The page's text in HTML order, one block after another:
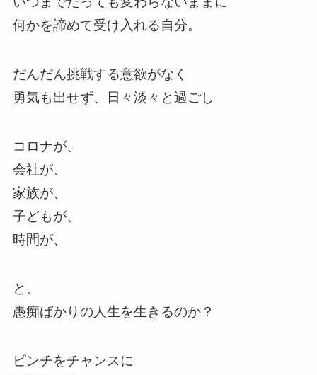
何かを諦めて受け入れる自分。
だんだん挑戦する意欲がなく
勇気も出せず、日々淡々と過ごし
コロナが、
会社が、
家族が、
子どもが、
時間が、
と、
愚痴ばかりの人生を生きるのか？
ピンチをチャンスに